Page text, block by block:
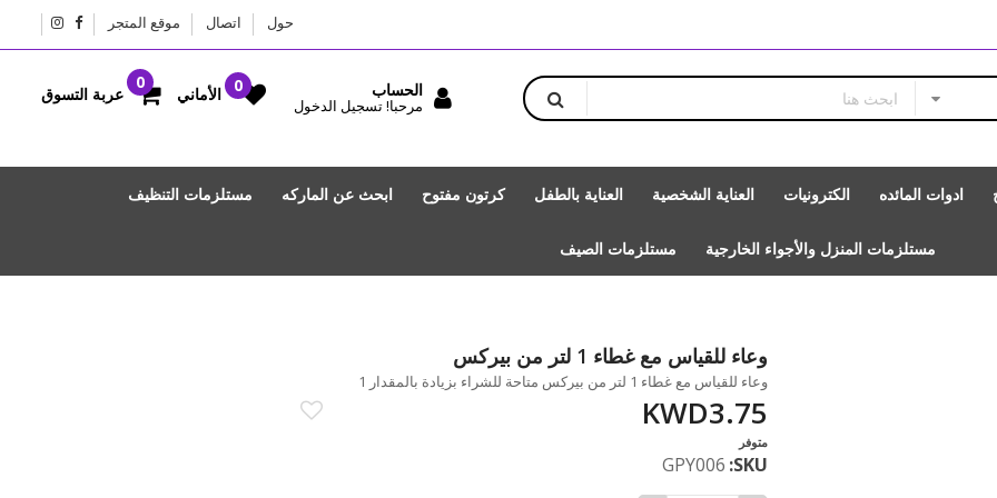
حول اتصال موقع المتجر
ادوات المائده الكترونيات العناية الشخصية العناية بالطفل كرتون مفتوح ابحث عن الماركه مستلزمات التنظيف
مستلزمات المنزل والأجواء الخارجية مستلزمات الصيف
الحساب
مرحبا! تسجيل الدخول
الأماني عربة التسوق
وعاء للقياس مع غطاء 1 لتر من بيركس
وعاء للقياس مع غطاء 1 لتر من بيركس متاحة للشراء بزيادة بالمقدار 1
KWD3.75
متوفر
SKU
GPY006